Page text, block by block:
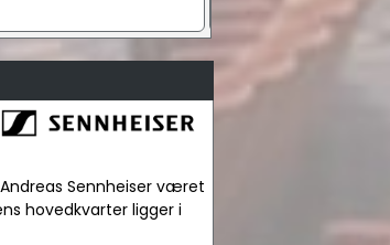
Sennheiser været
hovedkvarter ligger i